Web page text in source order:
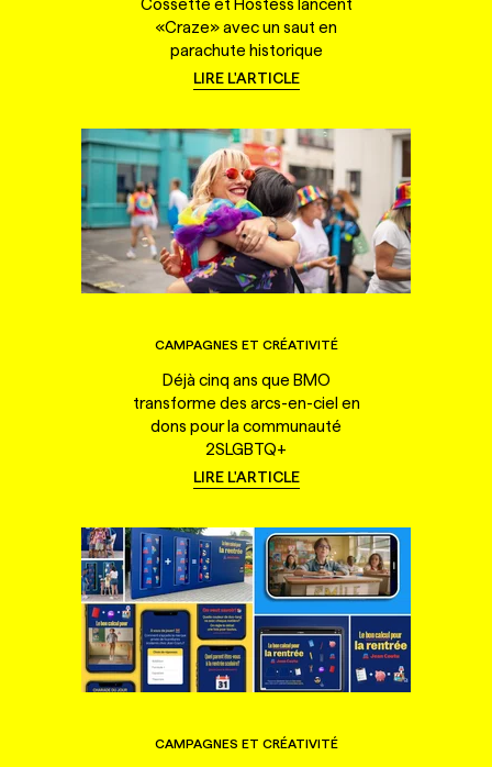
«Craze» avec un saut en
parachute historique
LIRE L'ARTICLE
CAMPAGNES ET CRÉATIVITÉ
Déjà cinq ans que BMO
transforme des arcs-en-ciel en
dons pour la communauté
2SLGBTQ+
LIRE L'ARTICLE
CAMPAGNES ET CRÉATIVITÉ